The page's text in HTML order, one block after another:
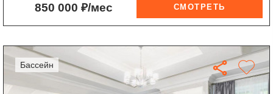
850 000 ₽/мес
бассейн